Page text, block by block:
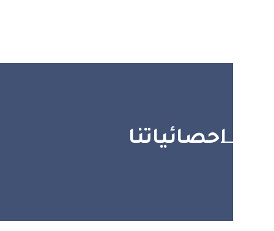
احصائياتنا